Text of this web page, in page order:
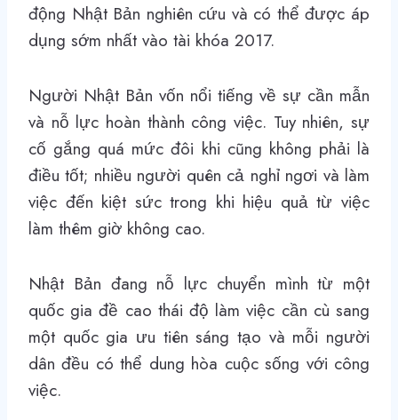
động Nhật Bản nghiên cứu và có thể được áp
dụng sớm nhất vào tài khóa 2017.
Người Nhật Bản vốn nổi tiếng về sự cần mẫn
và nỗ lực hoàn thành công việc. Tuy nhiên, sự
cố gắng quá mức đôi khi cũng không phải là
điều tốt; nhiều người quên cả nghỉ ngơi và làm
việc đến kiệt sức trong khi hiệu quả từ việc
làm thêm giờ không cao.
Nhật Bản đang nỗ lực chuyển mình từ một
quốc gia đề cao thái độ làm việc cần cù sang
một quốc gia ưu tiên sáng tạo và mỗi người
dân đều có thể dung hòa cuộc sống với công
việc.